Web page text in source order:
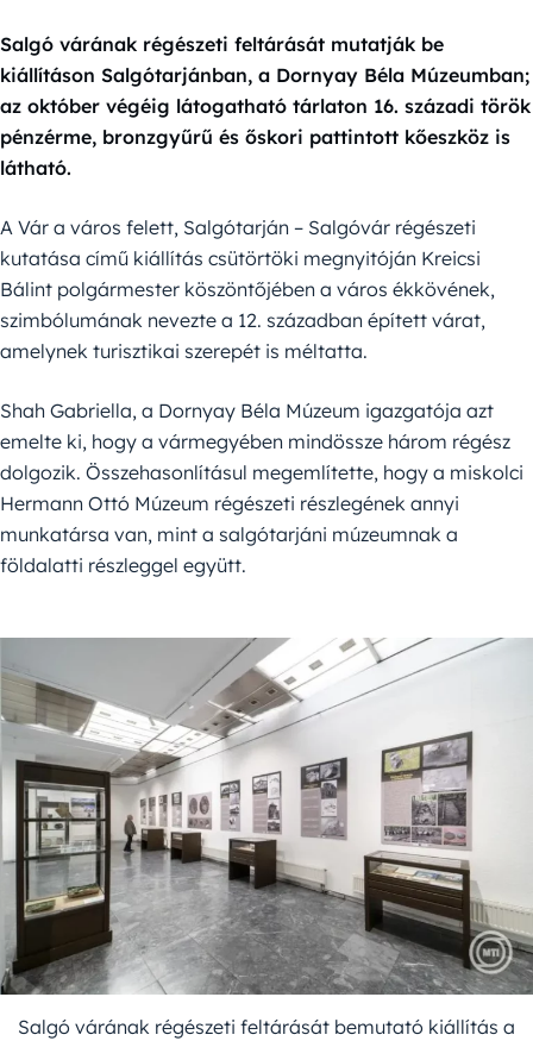
Salgó várának régészeti feltárását mutatják be
kiállításon Salgótarjánban, a Dornyay Béla Múzeumban;
az október végéig látogatható tárlaton 16. századi török
pénzérme, bronzgyűrű és őskori pattintott kőeszköz is
látható.
A Vár a város felett, Salgótarján – Salgóvár régészeti
kutatása című kiállítás csütörtöki megnyitóján Kreicsi
Bálint polgármester köszöntőjében a város ékkövének,
szimbólumának nevezte a 12. században épített várat,
amelynek turisztikai szerepét is méltatta.
Shah Gabriella, a Dornyay Béla Múzeum igazgatója azt
emelte ki, hogy a vármegyében mindössze három régész
dolgozik. Összehasonlításul megemlítette, hogy a miskolci
Hermann Ottó Múzeum régészeti részlegének annyi
munkatársa van, mint a salgótarjáni múzeumnak a
földalatti részleggel együtt.
Salgó várának régészeti feltárását bemutató kiállítás a